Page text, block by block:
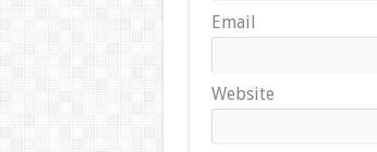
Email
Website